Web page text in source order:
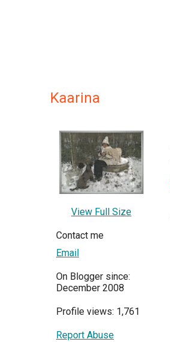
Kaarina
View Full Size
Contact me
Email
On Blogger since:
December 2008
Profile views: 1,761
Report Abuse